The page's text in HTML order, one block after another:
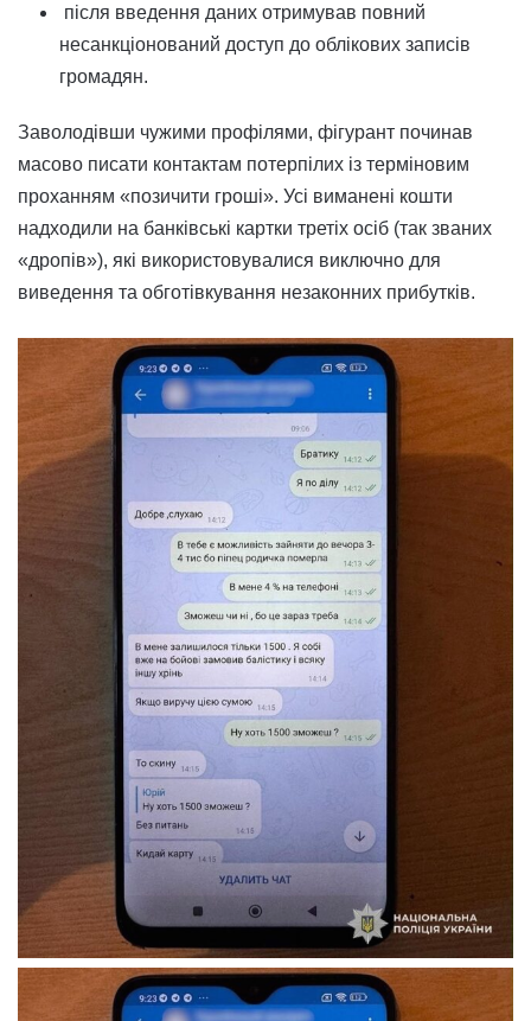
після введення даних отримував повний
несанкціонований доступ до облікових записів
громадян.
Заволодівши чужими профілями, фігурант починав
масово писати контактам потерпілих із терміновим
проханням «позичити гроші». Усі виманені кошти
надходили на банківські картки третіх осіб (так званих
«дропів»), які використовувалися виключно для
виведення та обготівкування незаконних прибутків.